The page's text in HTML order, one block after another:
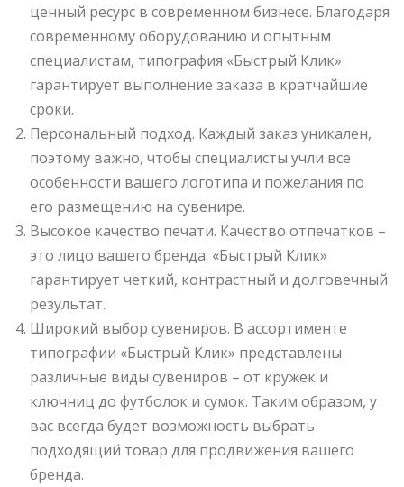
ценный ресурс в современном бизнесе. Благодаря
современному оборудованию и опытным
специалистам, типография «Быстрый Клик»
гарантирует выполнение заказа в кратчайшие
сроки.
Персональный подход. Каждый заказ уникален,
поэтому важно, чтобы специалисты учли все
особенности вашего логотипа и пожелания по
его размещению на сувенире.
Высокое качество печати. Качество отпечатков –
это лицо вашего бренда. «Быстрый Клик»
гарантирует четкий, контрастный и долговечный
результат.
Широкий выбор сувениров. В ассортименте
типографии «Быстрый Клик» представлены
различные виды сувениров – от кружек и
ключниц до футболок и сумок. Таким образом, у
вас всегда будет возможность выбрать
подходящий товар для продвижения вашего
бренда.